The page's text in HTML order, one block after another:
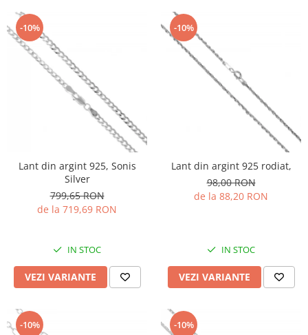
-10%
Lant din argint 925, Sonis
Silver
799,65 RON
de la 719,69 RON
IN STOC
VEZI VARIANTE
-10%
Lant din argint 925 rodiat,
98,00 RON
de la 88,20 RON
IN STOC
VEZI VARIANTE
-10% -10%